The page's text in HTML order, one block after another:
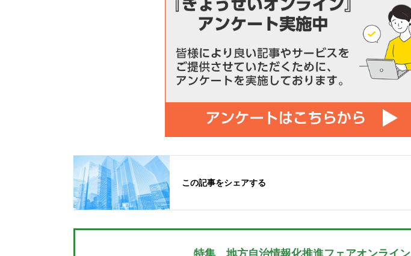
この記事をシェアする
特集 地方自治情報化推進フェアオンライン